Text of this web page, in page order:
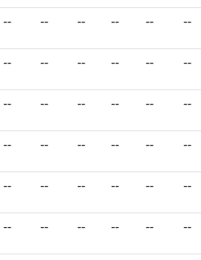
-- -- -- -- -- --
-- -- -- -- -- --
-- -- -- -- -- --
-- -- -- -- -- --
-- -- -- -- -- --
-- -- -- -- -- --